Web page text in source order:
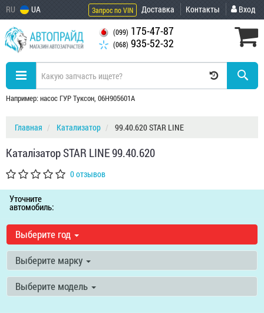
RU UA Запрос по VIN Доставка Контакты Вход
(099) 175-47-87
(068) 935-52-32
Например: насос ГУР Туксон, 06H905601A
Главная Катализатор 99.40.620 STAR LINE
Каталiзатор STAR LINE 99.40.620
0 отзывов
Уточните
автомобиль:
Выберите год
Выберите марку
Выберите модель